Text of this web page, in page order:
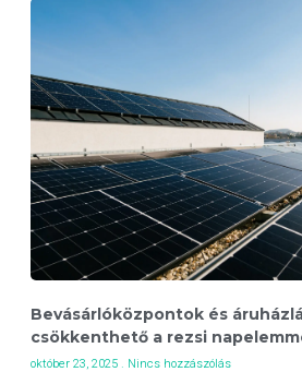
Bevásárlóközpontok és
csökkenthető a rezsi
október 23, 2025 Nincs hozzászólás